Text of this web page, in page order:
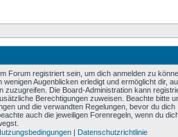
Forum registriert sein, um dich anmelden zu
wenigen Augenblicken erledigt und ermöglicht dir,
zuzugreifen. Die Board-Administration kann
Berechtigungen zuweisen. Beachte bitte
und die verwandten Regelungen, bevor du dich
auch die jeweiligen Forenregeln, wenn du
| Datenschutzrichtlinie